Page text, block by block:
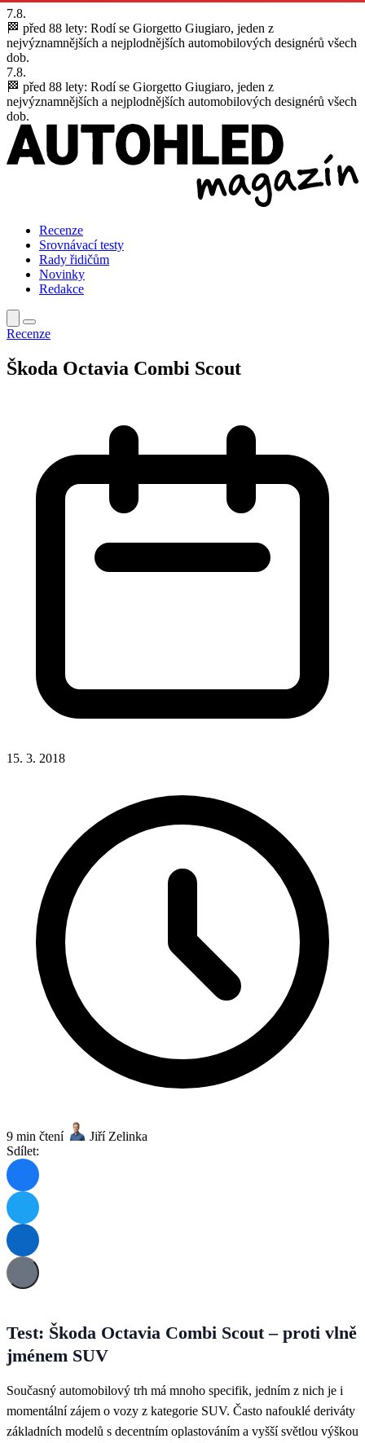
7.8.
🏁 před 88 lety: Rodí se Giorgetto Giugiaro, jeden z
nejvýznamnějších a nejplodnějších automobilových designérů všech
dob.
7.8.
🏁 před 88 lety: Rodí se Giorgetto Giugiaro, jeden z
nejvýznamnějších a nejplodnějších automobilových designérů všech
dob.
Recenze
Srovnávací testy
Rady řidičům
Novinky
Redakce
Recenze
Škoda Octavia Combi Scout
15. 3. 2018
9 min čtení
Jiří Zelinka
Sdílet:
Test: Škoda Octavia Combi Scout – proti vlně
jménem SUV
Současný automobilový trh má mnoho specifik, jedním z nich je i
momentální zájem o vozy z kategorie SUV. Často nafouklé deriváty
základních modelů s decentním oplastováním a vyšší světlou výškou